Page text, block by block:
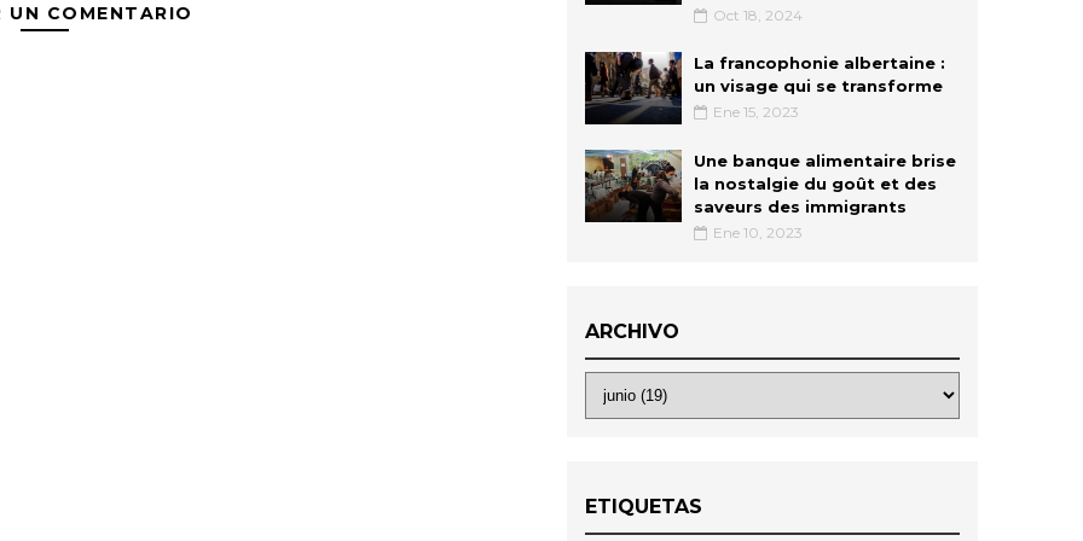
UN COMENTARIO Oct 18, 2024
La francophonie albertaine :
un visage qui se transforme
Ene 15, 2023
Une banque alimentaire brise
la nostalgie du goût et des
saveurs des immigrants
Ene 10, 2023
ARCHIVO
ETIQUETAS